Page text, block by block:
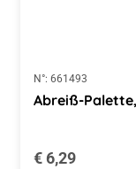
N°: 661493
Abreiß-
Regulärer Preis:
€ 6,29